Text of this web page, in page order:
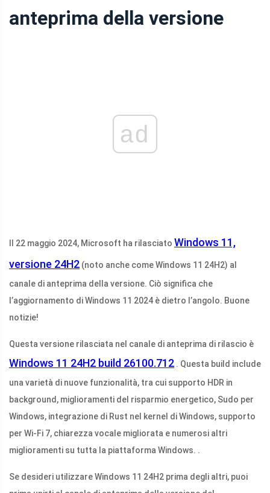
anteprima della versione
ad
Il 22 maggio 2024, Microsoft ha rilasciato Windows 11,
versione 24H2 (noto anche come Windows 11 24H2) al
canale di anteprima della versione. Ciò significa che
l’aggiornamento di Windows 11 2024 è dietro l’angolo. Buone
notizie!
Questa versione rilasciata nel canale di anteprima di rilascio è
Windows 11 24H2 build 26100.712 . Questa build include
una varietà di nuove funzionalità, tra cui supporto HDR in
background, miglioramenti del risparmio energetico, Sudo per
Windows, integrazione di Rust nel kernel di Windows, supporto
per Wi-Fi 7, chiarezza vocale migliorata e numerosi altri
miglioramenti su tutta la piattaforma Windows. .
Se desideri utilizzare Windows 11 24H2 prima degli altri, puoi